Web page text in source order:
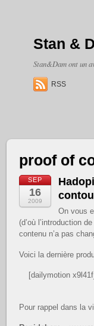
Stan &
Stan&Dam ont un
RSS
proof of
SEP
16
2009
On vous
(d’où l’introduction
contenu n’a pas
Voici la dernière
[dailymotion
Pour rappel dans la